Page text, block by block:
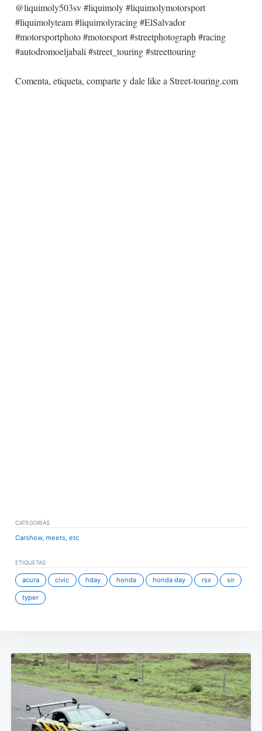
@liquimoly503sv #liquimoly #liquimolymotorsport
#liquimolyteam #liquimolyracing #ElSalvador
#motorsportphoto #motorsport #streetphotograph #racing
#autodromoeljabali #street_touring #streettouring
Comenta, etiqueta, comparte y dale like a Street-touring.com
CATEGORÍAS
Carshow, meets, etc
ETIQUETAS
acura civic hday honda honda day rsx sir
typer
Navegación
de
entradas